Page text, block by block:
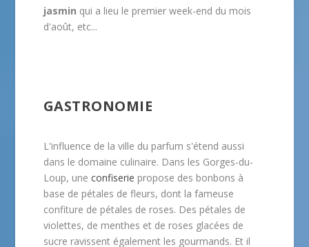
jasmin qui a lieu le premier week-end du mois
d'août, etc...
GASTRONOMIE
L'influence de la ville du parfum s'étend aussi
dans le domaine culinaire. Dans les Gorges-du-
Loup, une confiserie propose des bonbons à
base de pétales de fleurs, dont la fameuse
confiture de pétales de roses. Des pétales de
violettes, de menthes et de roses glacées de
sucre ravissent également les gourmands. Et il